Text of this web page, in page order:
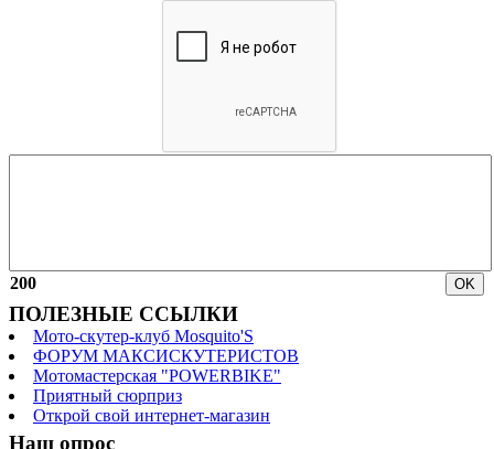
200
ПОЛЕЗНЫЕ ССЫЛКИ
Мото-скутер-клуб Mosquito'S
ФОРУМ МАКСИСКУТЕРИСТОВ
Мотомастерская "POWERBIKE"
Приятный сюрприз
Открой свой интернет-магазин
Наш опрос